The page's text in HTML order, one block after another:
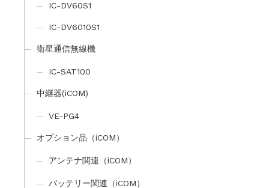
IC-DV60S1
IC-DV6010S1
衛星通信無線機
IC-SAT100
中継器(iCOM)
VE-PG4
オプション品（iCOM）
アンテナ関連（iCOM）
バッテリー関連（iCOM）